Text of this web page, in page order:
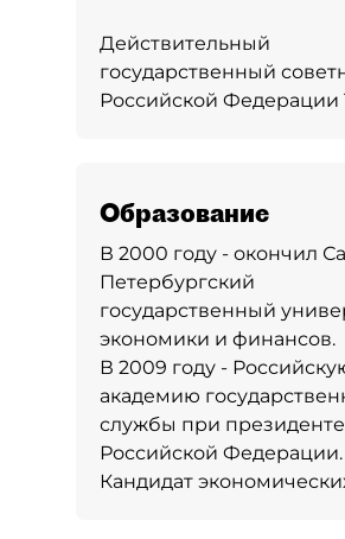
Действительный
государственный
Российской Федерации
Образование
В 2000 году - окончил
Петербургский
государственный
экономики и финансов.
В 2009 году -
академию
службы при президенте
Российской Федерации.
Кандидат